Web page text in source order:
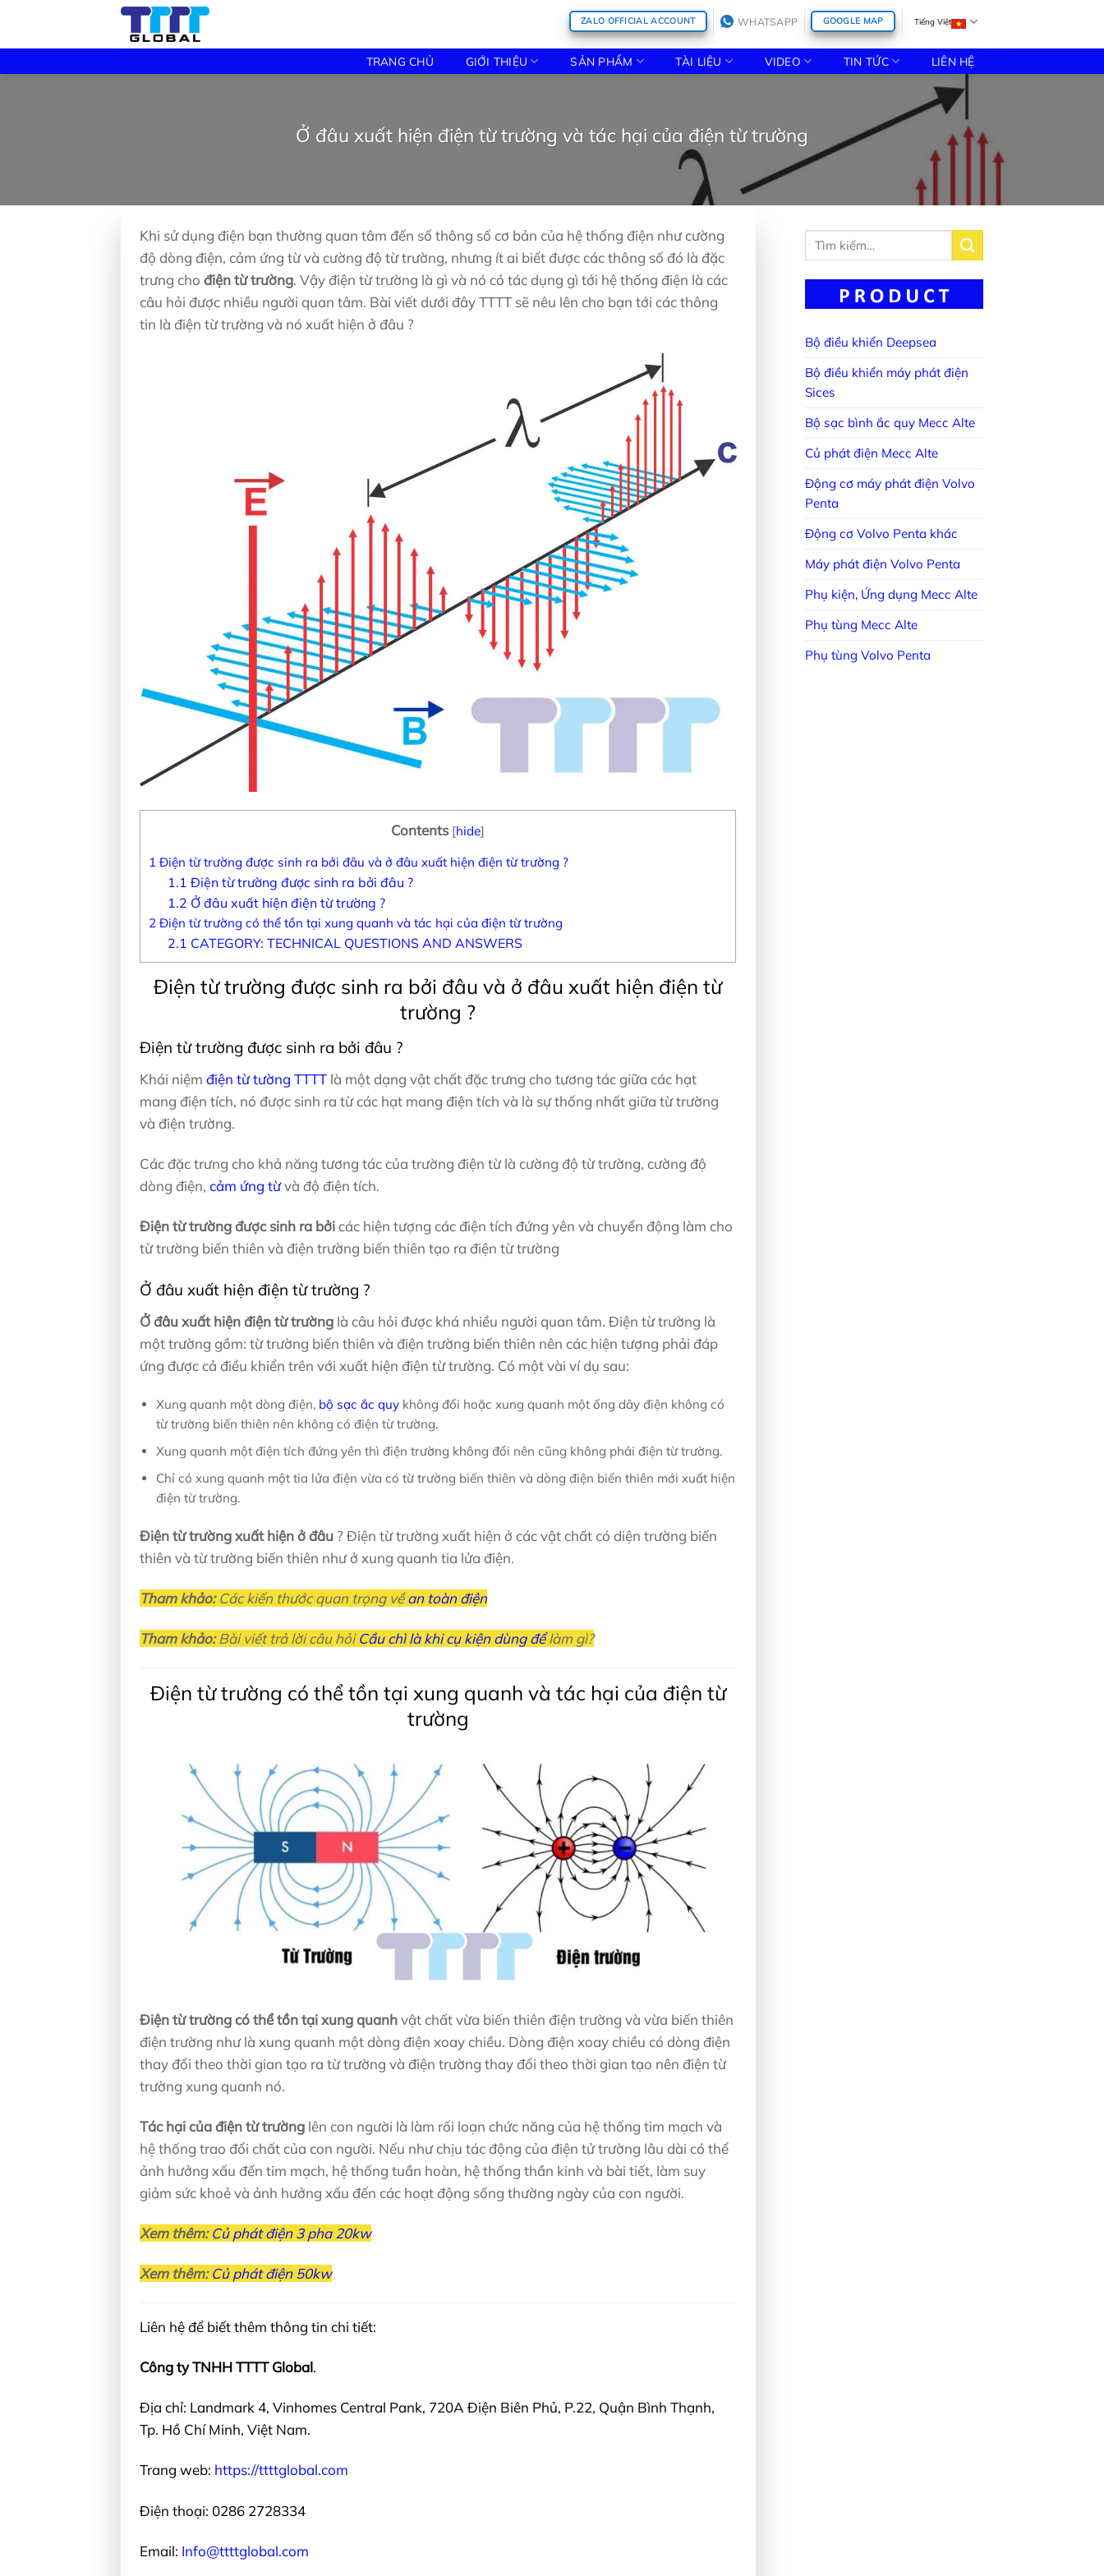
content
ZALO OFFICIAL ACCOUNT WHATSAPP GOOGLE MAP Tiếng Việt
TRANG CHỦ GIỚI THIỆU SẢN PHẨM TÀI LIỆU VIDEO TIN TỨC LIÊN HỆ
Ở đâu xuất hiện điện từ trường và tác hại của điện từ trường
Khi sử dụng điện bạn thường quan tâm đến số thông số cơ bản của hệ thống điện như cường
độ dòng điện, cảm ứng từ và cường độ từ trường, nhưng ít ai biết được các thông số đó là đặc
trưng cho điện từ trường. Vậy điện từ trường là gì và nó có tác dụng gì tới hệ thống điện là các
câu hỏi được nhiều người quan tâm. Bài viết dưới đây TTTT sẽ nêu lên cho bạn tới các thông
tin là điện từ trường và nó xuất hiện ở đâu ?
Contents [hide]
1 Điện từ trường được sinh ra bởi đâu và ở đâu xuất hiện điện từ trường ?
1.1 Điện từ trường được sinh ra bởi đâu ?
1.2 Ở đâu xuất hiện điện từ trường ?
2Điện từ trường có thể tồn tại xung quanh và tác hại của điện từ trường
2.1 CATEGORY: TECHNICAL QUESTIONS AND ANSWERS
Điện từ trường được sinh ra bởi đâu và ở đâu xuất hiện điện từ
trường ?
Điện từ trường được sinh ra bởi đâu ?
Khái niệm điện từ tường TTTTlà một dạng vật chất đặc trưng cho tương tác giữa các hạt
mang điện tích, nó được sinh ra từ các hạt mang điện tích và là sự thống nhất giữa từ trường
và điện trường.
Các đặc trưng cho khả năng tương tác của trường điện từ là cường độ từ trường, cường độ
dòng điện, cảm ứng từvà độ điện tích.
Điện từ trường được sinh ra bởicác hiện tượng các điện tích đứng yên và chuyển động làm cho
từ trường biến thiên và điện trường biến thiên tạo ra điện từ trường
Ở đâu xuất hiện điện từ trường ?
Ở đâu xuất hiện điện từ trườnglà câu hỏi được khá nhiều người quan tâm. Điện từ trường là
một trường gồm: từ trường biến thiên và điện trường biến thiên nên các hiện tượng phải đáp
ứng được cả điều khiển trên với xuất hiện điện từ trường. Có một vài ví dụ sau:
Xung quanh một dòng điện, bộ sạc ắc quykhông đổi hoặc xung quanh một ống dây điện không có
từ trường biến thiên nên không có điện từ trường.
Xung quanh một điện tích đứng yên thì điện trường không đổi nên cũng không phải điện từ trường.
Chỉ có xung quanh một tia lửa điện vừa có từ trường biến thiên và dòng điện biến thiên mới xuất hiện
điện từ trường.
Điện từ trường xuất hiện ở đâu? Điện từ trường xuất hiện ở các vật chất có diện trường biến
thiên và từ trường biến thiên như ở xung quanh tia lửa điện.
Tham khảo:Các kiến thước quan trọng vềan toàn điện
Tham khảo:Bài viết trả lời câu hỏiCầu chì là khi cụ kiện dùng đểlàm gì?
Điện từ trường có thể tồn tại xung quanh và tác hại của điện từ
trường
Điện từ trường có thể tồn tại xung quanhvật chất vừa biến thiên điện trường và vừa biến thiên
điện trường như là xung quanh một dòng điện xoay chiều. Dòng điện xoay chiều có dòng điện
thay đổi theo thời gian tạo ra từ trường và điện trường thay đổi theo thời gian tạo nên điện từ
trường xung quanh nó.
Tác hại của điện từ trườnglên con người là làm rối loạn chức năng của hệ thống tim mạch và
hệ thống trao đổi chất của con người. Nếu như chịu tác động của điện tử trường lâu dài có thể
ảnh hưởng xấu đến tim mạch, hệ thống tuần hoàn, hệ thống thần kinh và bài tiết, làm suy
giảm sức khoẻ và ảnh hưởng xấu đến các hoạt động sống thường ngày của con người.
Xem thêm: Củ phát điện 3 pha 20kw
Xem thêm: Củ phát điện 50kw
Liên hệ để biết thêm thông tin chi tiết:
Công ty TNHH TTTT Global.
Địa chỉ: Landmark 4, Vinhomes Central Pank, 720A Điện Biên Phủ, P.22, Quận Bình Thạnh,
Tp. Hồ Chí Minh, Việt Nam.
Trang web: https://ttttglobal.com
Điện thoại: 0286 2728334
Email: Info@ttttglobal.com
Tìm
Bộ điều khiển Deepsea
Bộ điều khiển máy phát điện
Sices
Bộ sạc bình ắc quy Mecc Alte
Củ phát điện Mecc Alte
Động cơ máy phát điện Volvo
Penta
Động cơ Volvo Penta khác
Máy phát điện Volvo Penta
Phụ kiện, Ứng dụng Mecc Alte
Phụ tùng Mecc Alte
Phụ tùng Volvo Penta